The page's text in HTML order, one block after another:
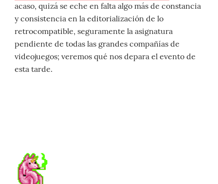
acaso, quizá se eche en falta algo más de constancia
y consistencia en la editorialización de lo
retrocompatible, seguramente la asignatura
pendiente de todas las grandes compañías de
videojuegos; veremos qué nos depara el evento de
esta tarde.